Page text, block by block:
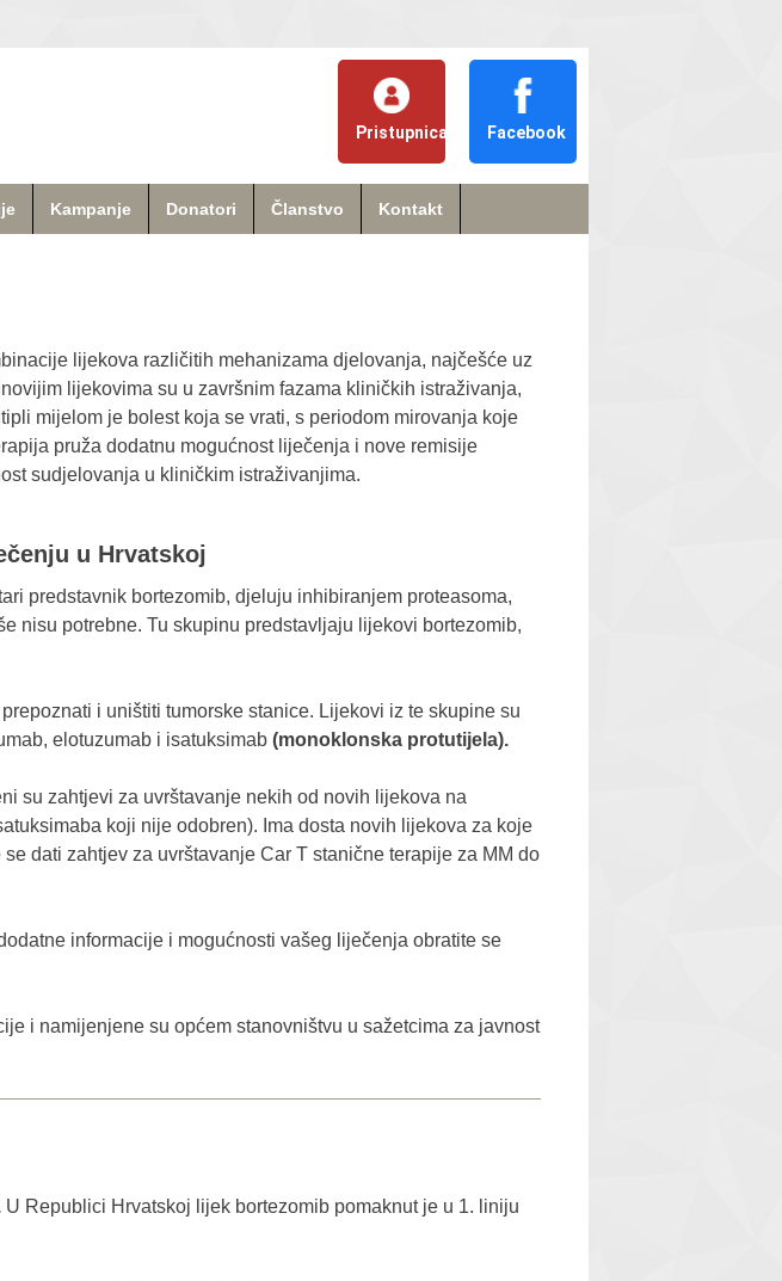
Pristupnica Facebook
Kampanje Donatori Članstvo Kontakt
lijekova različitih mehanizama djelovanja, najčešće uz
lijekovima su u završnim fazama kliničkih istraživanja,
mijelom je bolest koja se vrati, s periodom mirovanja koje
pruža dodatnu mogućnost liječenja i nove remisije
sudjelovanja u kliničkim istraživanjima.
u Hrvatskoj
predstavnik bortezomib, djeluju inhibiranjem proteasoma,
nisu potrebne. Tu skupinu predstavljaju lijekovi bortezomib,
i uništiti tumorske stanice. Lijekovi iz te skupine su
elotuzumab i isatuksimab (monoklonska protutijela).
su zahtjevi za uvrštavanje nekih od novih lijekova na
koji nije odobren). Ima dosta novih lijekova za koje
dati zahtjev za uvrštavanje Car T stanične terapije za MM do
informacije i mogućnosti vašeg liječenja obratite se
i namijenjene su općem stanovništvu u sažetcima za javnost
U Republici Hrvatskoj lijek bortezomib pomaknut je u 1. liniju